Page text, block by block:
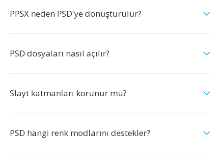
PPSX neden PSD'ye dönüştürülür?
PSD dosyaları nasıl açılır?
Slayt katmanları korunur mu?
PSD hangi renk modlarını destekler?